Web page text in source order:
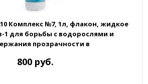
Комплекс №7, 1л, флакон, жидкое
1 для борьбы с водорослями и
прозрачности в
800 руб.